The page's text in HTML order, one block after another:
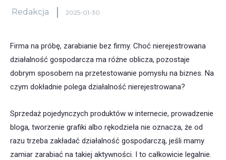
Redakcja 2025-01-30
Firma na próbę, zarabianie bez firmy. Choć nierejestrowana
działalność gospodarcza ma różne oblicza, pozostaje
dobrym sposobem na przetestowanie pomysłu na biznes. Na
czym dokładnie polega działalność nierejestrowana?
Sprzedaż pojedynczych produktów w internecie, prowadzenie
bloga, tworzenie grafiki albo rękodzieła nie oznacza, że od
razu trzeba zakładać działalność gospodarczą, jeśli mamy
zamiar zarabiać na takiej aktywności. I to całkowicie legalnie.